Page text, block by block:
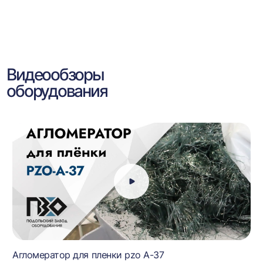
Видеообзоры
оборудования
Агломератор для пленки pzo A-37